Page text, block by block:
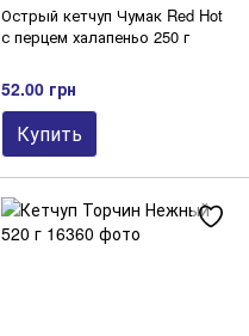
Острый кетчуп Чумак Red Hot
с перцем халапеньо 250 г
52.00 грн
Купить